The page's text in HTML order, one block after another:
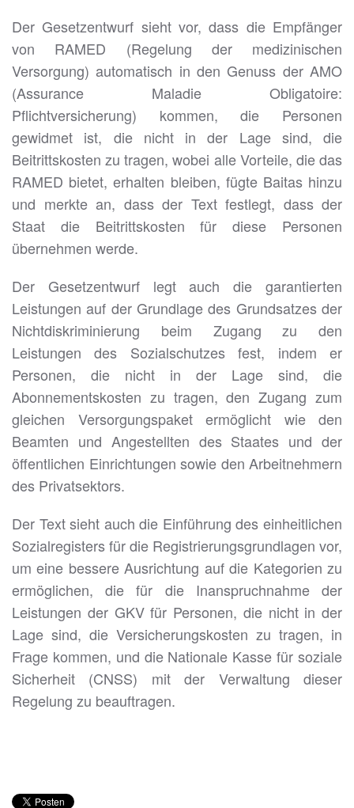
Der Gesetzentwurf sieht vor, dass die Empfänger
von RAMED (Regelung der medizinischen
Versorgung) automatisch in den Genuss der AMO
(Assurance Maladie Obligatoire:
Pflichtversicherung) kommen, die Personen
gewidmet ist, die nicht in der Lage sind, die
Beitrittskosten zu tragen, wobei alle Vorteile, die das
RAMED bietet, erhalten bleiben, fügte Baitas hinzu
und merkte an, dass der Text festlegt, dass der
Staat die Beitrittskosten für diese Personen
übernehmen werde.
Der Gesetzentwurf legt auch die garantierten
Leistungen auf der Grundlage des Grundsatzes der
Nichtdiskriminierung beim Zugang zu den
Leistungen des Sozialschutzes fest, indem er
Personen, die nicht in der Lage sind, die
Abonnementskosten zu tragen, den Zugang zum
gleichen Versorgungspaket ermöglicht wie den
Beamten und Angestellten des Staates und der
öffentlichen Einrichtungen sowie den Arbeitnehmern
des Privatsektors.
Der Text sieht auch die Einführung des einheitlichen
Sozialregisters für die Registrierungsgrundlagen vor,
um eine bessere Ausrichtung auf die Kategorien zu
ermöglichen, die für die Inanspruchnahme der
Leistungen der GKV für Personen, die nicht in der
Lage sind, die Versicherungskosten zu tragen, in
Frage kommen, und die Nationale Kasse für soziale
Sicherheit (CNSS) mit der Verwaltung dieser
Regelung zu beauftragen.